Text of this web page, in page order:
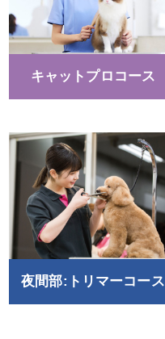
キャットプロコース
夜間部:トリマーコース